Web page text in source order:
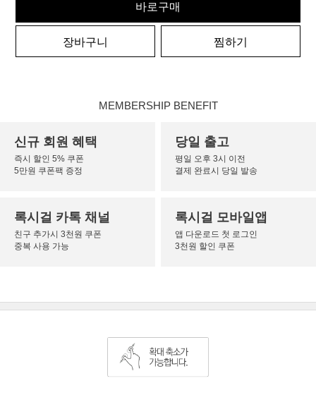
바로구매
장바구니 찜하기
MEMBERSHIP BENEFIT
신규 회원 혜택
즉시 할인 5% 쿠폰
5만원 쿠폰팩 증정
당일 출고
평일 오후 3시 이전
결제 완료시 당일 발송
록시걸 카톡 채널
친구 추가시 3천원 쿠폰
중복 사용 가능
록시걸 모바일앱
앱 다운로드 첫 로그인
3천원 할인 쿠폰